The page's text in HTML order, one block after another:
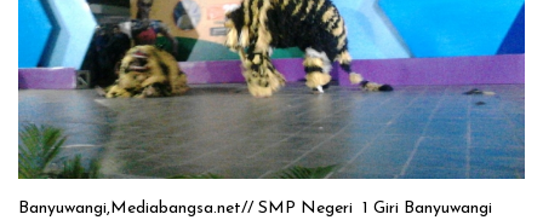
Uji Coba Program NADI JKN
Banyuwangi,Mediabangsa.net// SMP Negeri 1 Giri Banyuwangi